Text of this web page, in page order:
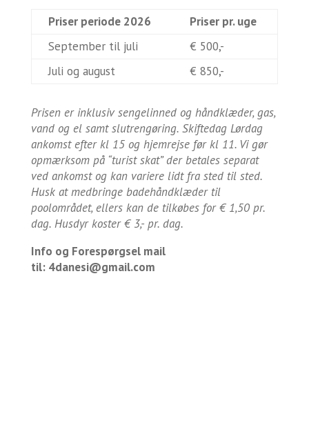
Priser periode 2026
Priser pr. uge
September til juli
€ 500,-
Juli og august
€ 850,-
Prisen er inklusiv sengelinned og håndklæder, gas,
vand og el samt slutrengøring. Skiftedag Lørdag
ankomst efter kl 15 og hjemrejse før kl 11. Vi gør
opmærksom på “turist skat” der betales separat
ved ankomst og kan variere lidt fra sted til sted.
Husk at medbringe badehåndklæder til
poolområdet, ellers kan de tilkøbes for € 1,50 pr.
dag. Husdyr koster € 3,- pr. dag.
Info og Forespørgsel mail
til: 4danesi@gmail.com